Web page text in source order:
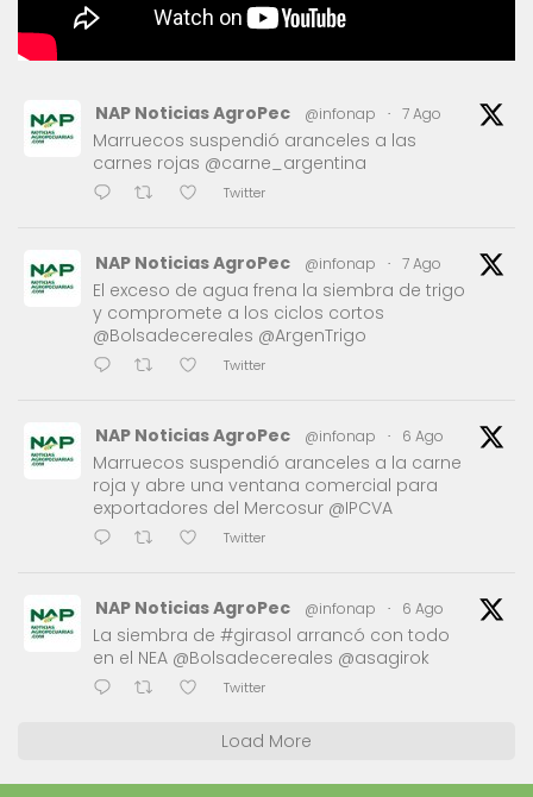
NAP Noticias AgroPec @infonap · 7 Ago
Marruecos suspendió aranceles a las
carnes rojas @carne_argentina
Twitter
NAP Noticias AgroPec @infonap · 7 Ago
El exceso de agua frena la siembra de trigo
y compromete a los ciclos cortos
@Bolsadecereales @ArgenTrigo
Twitter
NAP Noticias AgroPec @infonap · 6 Ago
Marruecos suspendió aranceles a la carne
roja y abre una ventana comercial para
exportadores del Mercosur @IPCVA
Twitter
NAP Noticias AgroPec @infonap · 6 Ago
La siembra de #girasol arrancó con todo
en el NEA @Bolsadecereales @asagirok
Twitter
Load More